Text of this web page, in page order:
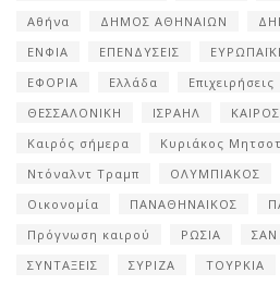
Αθήνα
ΔΗΜΟΣ ΑΘΗΝΑΙΩΝ
ΕΝΦΙΑ
ΕΠΕΝΔΥΣΕΙΣ
ΕΦΟΡΙΑ
Ελλάδα Επιχειρήσεις
ΘΕΣΣΑΛΟΝΙΚΗ
ΙΣΡΑΗΛ ΚΑΙΡΟΣ
Καιρός σήμερα
Κυριάκος
Ντόναλντ Τραμπ
ΟΛΥΜΠΙΑΚΟΣ
Οικονομία
ΠΑΝΑΘΗΝΑΙΚΟΣ
Πρόγνωση καιρού
ΡΩΣΙΑ
ΣΥΝΤΑΞΕΙΣ
ΣΥΡΙΖΑ ΤΟΥΡΚΙΑ